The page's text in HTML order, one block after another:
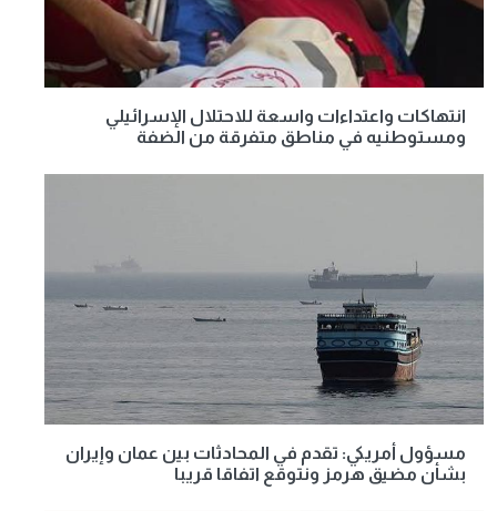
انتهاكات واعتداءات واسعة للاحتلال الإسرائيلي
ومستوطنيه في مناطق متفرقة من الضفة
مسؤول أمريكي: تقدم في المحادثات بين عمان وإيران
بشأن مضيق هرمز ونتوقع اتفاقا قريبا